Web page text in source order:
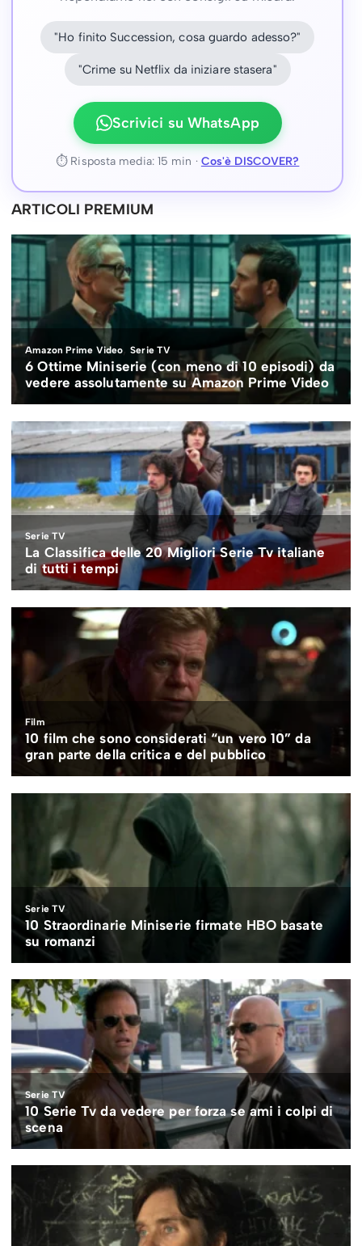
"Ho finito Succession, cosa guardo adesso?"
"Crime su Netflix da iniziare stasera"
Scrivici su WhatsApp
⏱ Risposta media: 15 min · Cos'è DISCOVER?
ARTICOLI PREMIUM